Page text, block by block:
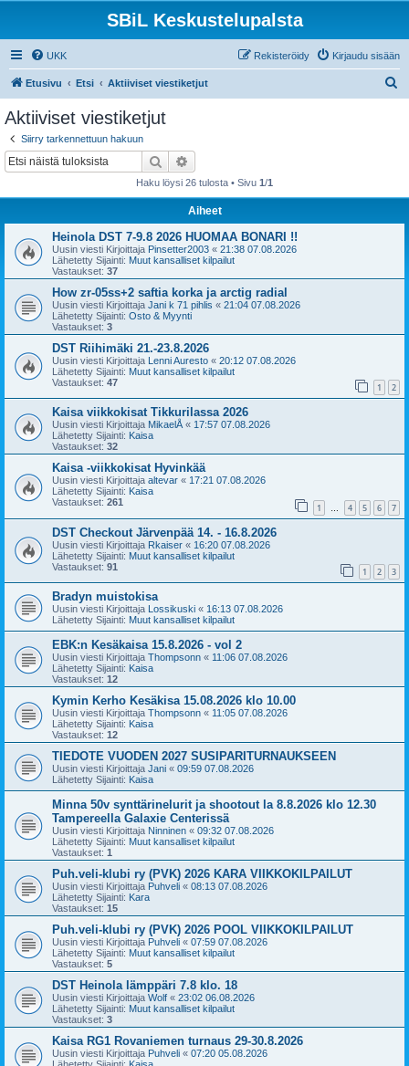
SBiL Keskustelupalsta
UKK Kirjaudu sisään
Rekisteröidy
Etusivu Etsi Aktiiviset viestiketjut
Aktiiviset viestiketjut
Siirry tarkennettuun hakuun
Etsi
Haku löysi 26 tulosta • Sivu 1/1
Aiheet
Heinola DST 7-9.8 2026 HUOMAA BONARI !!
Uusin viesti Kirjoittaja Pinsetter2003 « 21:38 07.08.2026
Lähetetty Sijainti: Muut kansalliset kilpailut
Vastaukset: 37
How zr-05ss+2 saftia korka ja arctig radial
Uusin viesti Kirjoittaja Jani k 71 pihlis « 21:04 07.08.2026
Lähetetty Sijainti: Osto & Myynti
Vastaukset: 3
DST Riihimäki 21.-23.8.2026
Uusin viesti Kirjoittaja Lenni Auresto « 20:12 07.08.2026
Lähetetty Sijainti: Muut kansalliset kilpailut
Vastaukset: 47 1 2
Kaisa viikkokisat Tikkurilassa 2026
Uusin viesti Kirjoittaja MikaelÅ « 17:57 07.08.2026
Lähetetty Sijainti: Kaisa
Vastaukset: 32
Kaisa -viikkokisat Hyvinkää
Uusin viesti Kirjoittaja altevar « 17:21 07.08.2026
Lähetetty Sijainti: Kaisa
Vastaukset: 261 1 … 4 5 6 7
DST Checkout Järvenpää 14. - 16.8.2026
Uusin viesti Kirjoittaja Rkaiser « 16:20 07.08.2026
Lähetetty Sijainti: Muut kansalliset kilpailut
Vastaukset: 91 1 2 3
Bradyn muistokisa
Uusin viesti Kirjoittaja Lossikuski « 16:13 07.08.2026
Lähetetty Sijainti: Muut kansalliset kilpailut
EBK:n Kesäkaisa 15.8.2026 - vol 2
Uusin viesti Kirjoittaja Thompsonn « 11:06 07.08.2026
Lähetetty Sijainti: Kaisa
Vastaukset: 12
Kymin Kerho Kesäkisa 15.08.2026 klo 10.00
Uusin viesti Kirjoittaja Thompsonn « 11:05 07.08.2026
Lähetetty Sijainti: Kaisa
Vastaukset: 12
TIEDOTE VUODEN 2027 SUSIPARITURNAUKSEEN
Uusin viesti Kirjoittaja Jani « 09:59 07.08.2026
Lähetetty Sijainti: Kaisa
Minna 50v synttärinelurit ja shootout la 8.8.2026 klo 12.30
Tampereella Galaxie Centerissä
Uusin viesti Kirjoittaja Ninninen « 09:32 07.08.2026
Lähetetty Sijainti: Muut kansalliset kilpailut
Vastaukset: 1
Puh.veli-klubi ry (PVK) 2026 KARA VIIKKOKILPAILUT
Uusin viesti Kirjoittaja Puhveli « 08:13 07.08.2026
Lähetetty Sijainti: Kara
Vastaukset: 15
Puh.veli-klubi ry (PVK) 2026 POOL VIIKKOKILPAILUT
Uusin viesti Kirjoittaja Puhveli « 07:59 07.08.2026
Lähetetty Sijainti: Muut kansalliset kilpailut
Vastaukset: 5
DST Heinola lämppäri 7.8 klo. 18
Uusin viesti Kirjoittaja Wolf « 23:02 06.08.2026
Lähetetty Sijainti: Muut kansalliset kilpailut
Vastaukset: 3
Kaisa RG1 Rovaniemen turnaus 29-30.8.2026
Uusin viesti Kirjoittaja Puhveli « 07:20 05.08.2026